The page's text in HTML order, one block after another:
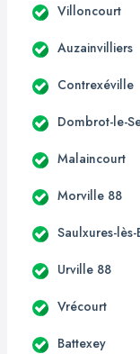
Villoncourt
Auzainvilliers
Contrexéville
Dombrot-le-
Malaincourt
Morville 88
Saulxures-
Urville 88
Vrécourt
Battexey